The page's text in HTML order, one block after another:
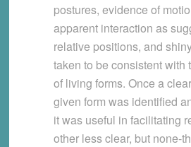
postures, evidence of
apparent interaction as
relative positions, and
taken to be consistent with
of living forms. Once a
given form was identified
it was useful in facilitating
other less clear, but none-